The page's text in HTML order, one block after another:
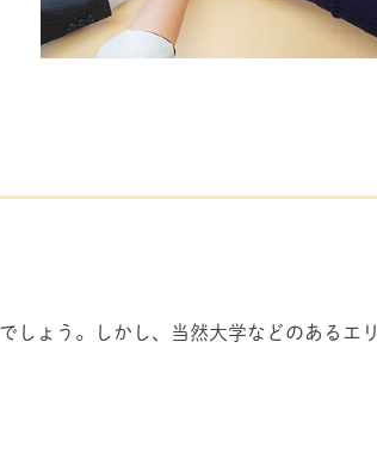
しょう。しかし、当然大学などのあるエリ